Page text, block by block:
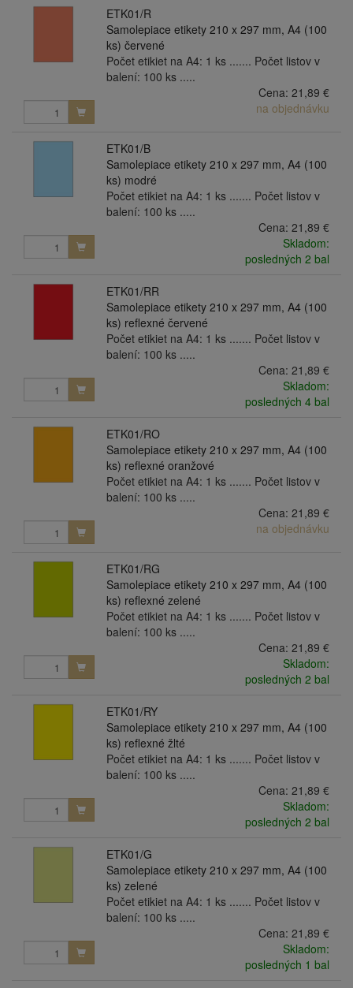
ETK01/R
Samolepiace etikety 210 x 297 mm, A4 (100
ks) červené
Počet etikiet na A4: 1 ks ....... Počet listov v
balení: 100 ks .....
Cena: 21,89 €
na objednávku
ETK01/B
Samolepiace etikety 210 x 297 mm, A4 (100
ks) modré
Počet etikiet na A4: 1 ks ....... Počet listov v
balení: 100 ks .....
Cena: 21,89 €
Skladom:
posledných 2 bal
ETK01/RR
Samolepiace etikety 210 x 297 mm, A4 (100
ks) reflexné červené
Počet etikiet na A4: 1 ks ....... Počet listov v
balení: 100 ks .....
Cena: 21,89 €
Skladom:
posledných 4 bal
ETK01/RO
Samolepiace etikety 210 x 297 mm, A4 (100
ks) reflexné oranžové
Počet etikiet na A4: 1 ks ....... Počet listov v
balení: 100 ks .....
Cena: 21,89 €
na objednávku
ETK01/RG
Samolepiace etikety 210 x 297 mm, A4 (100
ks) reflexné zelené
Počet etikiet na A4: 1 ks ....... Počet listov v
balení: 100 ks .....
Cena: 21,89 €
Skladom:
posledných 2 bal
ETK01/RY
Samolepiace etikety 210 x 297 mm, A4 (100
ks) reflexné žlté
Počet etikiet na A4: 1 ks ....... Počet listov v
balení: 100 ks .....
Cena: 21,89 €
Skladom:
posledných 2 bal
ETK01/G
Samolepiace etikety 210 x 297 mm, A4 (100
ks) zelené
Počet etikiet na A4: 1 ks ....... Počet listov v
balení: 100 ks .....
Cena: 21,89 €
Skladom:
posledných 1 bal